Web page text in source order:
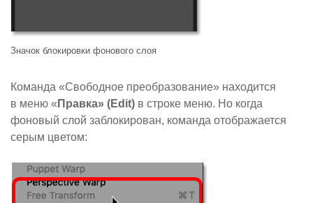
Значок блокировки фонового слоя
Команда «Свободное преобразование» находится
в меню « Правка» (Edit) в строке меню. Но когда
фоновый слой заблокирован, команда отображается
серым цветом: